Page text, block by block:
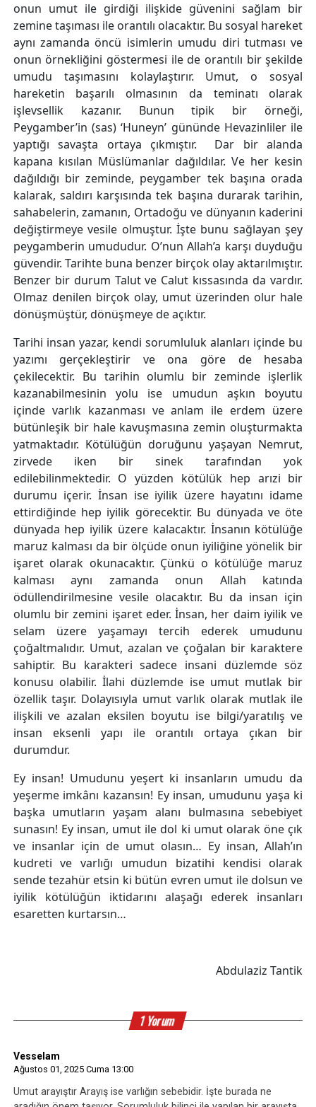
onun umut ile girdiği ilişkide güvenini sağlam bir
zemine taşıması ile orantılı olacaktır. Bu sosyal hareket
aynı zamanda öncü isimlerin umudu diri tutması ve
onun örnekliğini göstermesi ile de orantılı bir şekilde
umudu taşımasını kolaylaştırır. Umut, o sosyal
hareketin başarılı olmasının da teminatı olarak
işlevsellik kazanır. Bunun tipik bir örneği,
Peygamber’in (sas) ‘Huneyn’ gününde Hevazinliler ile
yaptığı savaşta ortaya çıkmıştır. Dar bir alanda
kapana kısılan Müslümanlar dağıldılar. Ve her kesin
dağıldığı bir zeminde, peygamber tek başına orada
kalarak, saldırı karşısında tek başına durarak tarihin,
sahabelerin, zamanın, Ortadoğu ve dünyanın kaderini
değiştirmeye vesile olmuştur. İşte bunu sağlayan şey
peygamberin umududur. O’nun Allah’a karşı duyduğu
güvendir. Tarihte buna benzer birçok olay aktarılmıştır.
Benzer bir durum Talut ve Calut kıssasında da vardır.
Olmaz denilen birçok olay, umut üzerinden olur hale
dönüşmüştür, dönüşmeye de açıktır.
Tarihi insan yazar, kendi sorumluluk alanları içinde bu
yazımı gerçekleştirir ve ona göre de hesaba
çekilecektir. Bu tarihin olumlu bir zeminde işlerlik
kazanabilmesinin yolu ise umudun aşkın boyutu
içinde varlık kazanması ve anlam ile erdem üzere
bütünleşik bir hale kavuşmasına zemin oluşturmakta
yatmaktadır. Kötülüğün doruğunu yaşayan Nemrut,
zirvede iken bir sinek tarafından yok
edilebilinmektedir. O yüzden kötülük hep arızi bir
durumu içerir. İnsan ise iyilik üzere hayatını idame
ettirdiğinde hep iyilik görecektir. Bu dünyada ve öte
dünyada hep iyilik üzere kalacaktır. İnsanın kötülüğe
maruz kalması da bir ölçüde onun iyiliğine yönelik bir
işaret olarak okunacaktır. Çünkü o kötülüğe maruz
kalması aynı zamanda onun Allah katında
ödüllendirilmesine vesile olacaktır. Bu da insan için
olumlu bir zemini işaret eder. İnsan, her daim iyilik ve
selam üzere yaşamayı tercih ederek umudunu
çoğaltmalıdır. Umut, azalan ve çoğalan bir karaktere
sahiptir. Bu karakteri sadece insani düzlemde söz
konusu olabilir. İlahi düzlemde ise umut mutlak bir
özellik taşır. Dolayısıyla umut varlık olarak mutlak ile
ilişkili ve azalan eksilen boyutu ise bilgi/yaratılış ve
insan eksenli yapı ile orantılı ortaya çıkan bir
durumdur.
Ey insan! Umudunu yeşert ki insanların umudu da
yeşerme imkânı kazansın! Ey insan, umudunu yaşa ki
başka umutların yaşam alanı bulmasına sebebiyet
sunasın! Ey insan, umut ile dol ki umut olarak öne çık
ve insanlar için de umut olasın… Ey insan, Allah’ın
kudreti ve varlığı umudun bizatihi kendisi olarak
sende tezahür etsin ki bütün evren umut ile dolsun ve
iyilik kötülüğün iktidarını alaşağı ederek insanları
esaretten kurtarsın…
Abdulaziz Tantik
1 Yorum
Vesselam
Ağustos 01, 2025 Cuma 13:00
Umut arayıştır Arayış ise varlığın sebebidir. İşte burada ne